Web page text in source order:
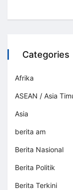
Categories
Afrika
ASEAN / Asia
Asia
berita am
Berita Nasional
Berita Politik
Berita Terkini